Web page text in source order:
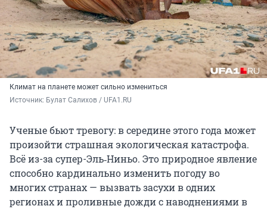
Климат на планете может сильно измениться
Источник: Булат Салихов / UFA1.RU
Ученые бьют тревогу: в середине этого года может
произойти страшная экологическая катастрофа.
Всё из-за супер-Эль‑Ниньо. Это природное явление
способно кардинально изменить погоду во
многих странах — вызвать засухи в одних
регионах и проливные дожди с наводнениями в